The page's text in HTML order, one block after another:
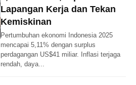
Lapangan Kerja dan Tekan
Kemiskinan
Pertumbuhan ekonomi Indonesia 2025
mencapai 5,11% dengan surplus
perdagangan US$41 miliar. Inflasi terjaga
rendah, daya...